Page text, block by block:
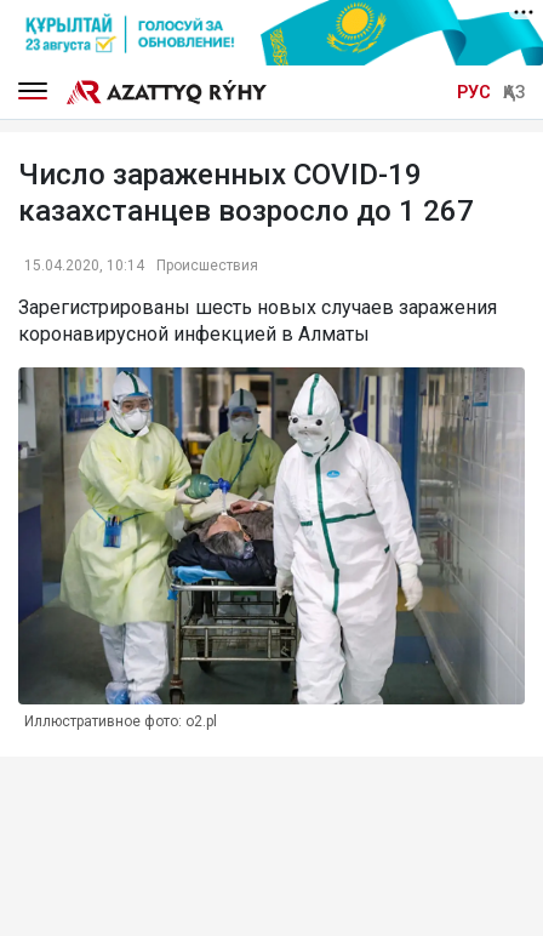
РУС ҚАЗ
Число зараженных COVID-19
казахстанцев возросло до 1 267
15.04.2020, 10:14 Происшествия
Зарегистрированы шесть новых случаев заражения
коронавирусной инфекцией в Алматы
Иллюстративное фото: o2.pl